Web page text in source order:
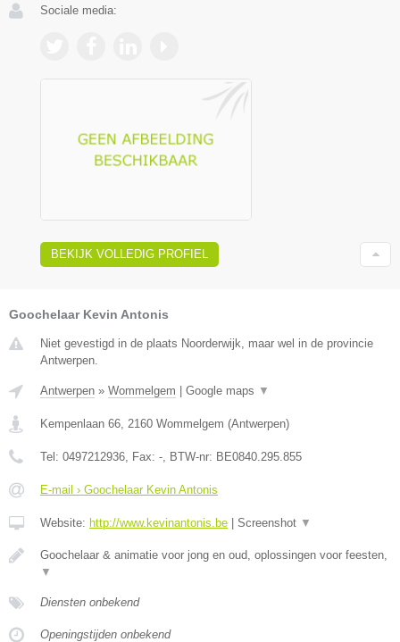
Sociale media:
BEKIJK VOLLEDIG PROFIEL
Goochelaar Kevin Antonis
Niet gevestigd in de plaats Noorderwijk, maar wel in de provincie
Antwerpen.
Antwerpen » Wommelgem | Google maps ▼
Kempenlaan 66 2160 Wommelgem (Antwerpen)
Tel: 0497212936 , Fax: - , BTW-nr: BE0840.295.855
E-mail › Goochelaar Kevin Antonis
Website: http://www.kevinantonis.be | Screenshot ▼
Goochelaar & animatie voor jong en oud, oplossingen voor feesten,
▼
Diensten onbekend
Openingstijden onbekend